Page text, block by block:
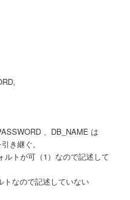
、DB_NAME は
き継ぐ。
ルトが可（1）なので記述して
トなので記述していない